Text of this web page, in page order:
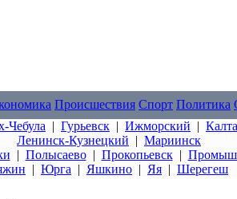
Происшествия Спорт Политика
Чебула | Гурьевск | Ижморский |
Ленинск-Кузнецкий | Мариинск
| Полысаево| Прокопьевск|
| Юрга | Яшкино | Яя | Шерегеш